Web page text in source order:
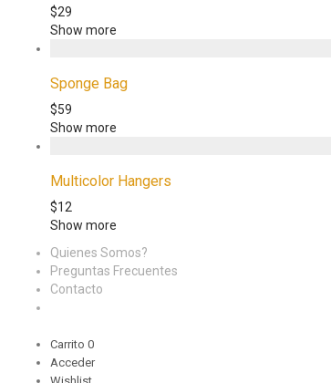
$29
Show more
Sponge Bag
$59
Show more
Multicolor Hangers
$12
Show more
Quienes Somos?
Preguntas Frecuentes
Contacto
Carrito 0
Acceder